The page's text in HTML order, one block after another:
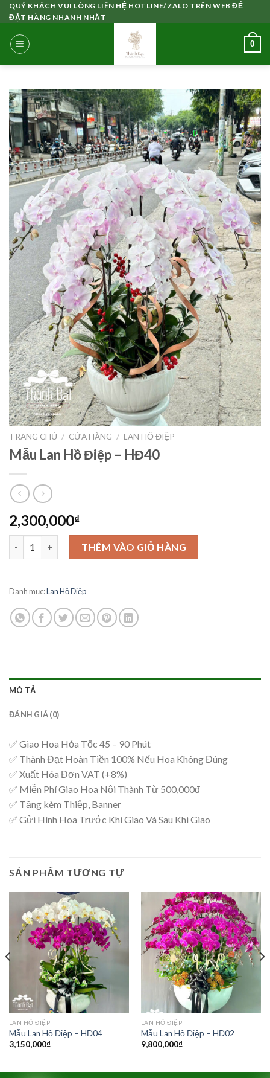
Skip
to
content
QUÝ KHÁCH VUI LÒNG LIÊN HỆ HOTLINE/ZALO TRÊN WEB ĐỂ
ĐẶT HÀNG NHANH NHẤT
0
TRANG CHỦ / CỬA HÀNG / LAN HỒ ĐIỆP
Mẫu Lan Hồ Điệp – HĐ40
2,300,000₫
Mẫu Lan Hồ Điệp – HĐ40 số lượng
THÊM VÀO GIỎ HÀNG
Danh mục:Lan Hồ Điệp
MÔ TẢ
ĐÁNH GIÁ (0)
✅ Giao Hoa Hỏa Tốc 45 – 90 Phút
✅ Thành Đạt Hoàn Tiền 100% Nếu Hoa Không Đúng
✅ Xuất Hóa Đơn VAT (+8%)
✅ Miễn Phí Giao Hoa Nội Thành Từ 500,000đ
✅ Tặng kèm Thiệp, Banner
✅ Gửi Hình Hoa Trước Khi Giao Và Sau Khi Giao
SẢN PHẨM TƯƠNG TỰ
LAN HỒ ĐIỆP
Mẫu Lan Hồ Điệp – HĐ04
3,150,000₫
LAN HỒ ĐIỆP
Mẫu Lan Hồ Điệp – HĐ02
9,800,000₫